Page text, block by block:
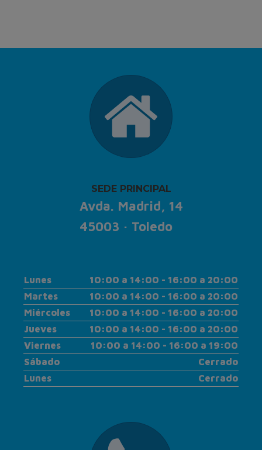
SEDE PRINCIPAL
Avda. Madrid, 14
45003 · Toledo
Lunes
10:00 a 14:00 - 16:00 a 20:00
Martes
10:00 a 14:00 - 16:00 a 20:00
Miércoles
10:00 a 14:00 - 16:00 a 20:00
Jueves
10:00 a 14:00 - 16:00 a 20:00
Viernes
10:00 a 14:00 - 16:00 a 19:00
Sábado
Cerrado
Lunes
Cerrado